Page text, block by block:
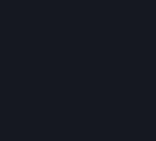
a pressão nos vasos
Esta condição é
se não for tratada.